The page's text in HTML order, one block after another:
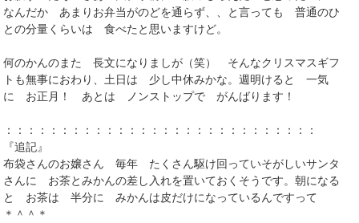
なんだか あまりお弁当がのどを通らず、、と言っても 普通のひ
との分量くらいは 食べたと思いますけど。
何のかんのまた 長文になりましが（笑） そんなクリスマスギフ
トも無事におわり、土日は 少し中休みかな。週明けると 一気
に お正月！ あとは ノンストップで がんばります！
：：：：：：：：：：：：：：：：：：：：：：：：：：：：
『追記』
布袋さんのお嬢さん 毎年 たくさん駆け回っていそがしいサンタ
さんに お茶とみかんの差し入れを置いておくそうです。朝になる
と お茶は 半分に みかんは皮だけになっているんですって
＊＾＾＊